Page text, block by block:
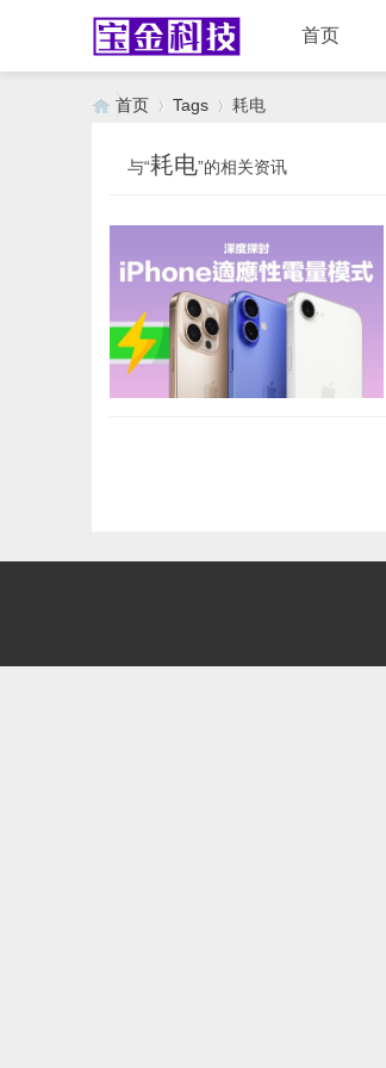
首页
首页 Tags 耗电
与“耗电”的相关资讯